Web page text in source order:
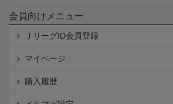
会員向けメニュー
ＪリーグID会員登録
マイページ
購入履歴